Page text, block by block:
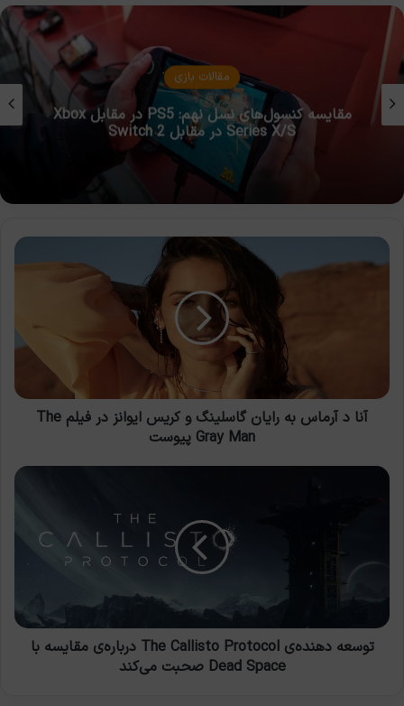
مقالات بازی
مقایسه کنسول‌های نسل نهم: PS5 در مقابل Xbox
Series X/S در مقابل Switch 2
آنا
د
ایوانز
Gray
آنا د آرماس به رایان گاسلینگ و کریس ایوانز در فیلم The
Gray Man پیوست
توسعه
درباره‌ی
Dead
Space
توسعه دهنده‌ی The Callisto Protocol درباره‌ی مقایسه با
Dead Space صحبت می‌کند